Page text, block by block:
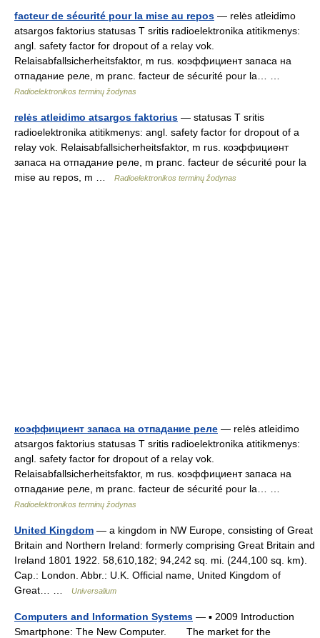
facteur de sécurité pour la mise au repos — relės atleidimo
atsargos faktorius statusas T sritis radioelektronika atitikmenys:
angl. safety factor for dropout of a relay vok.
Relaisabfallsicherheitsfaktor, m rus. коэффициент запаса на
отпадание реле, m pranc. facteur de sécurité pour la… …
Radioelektronikos terminų žodynas
relės atleidimo atsargos faktorius — statusas T sritis
radioelektronika atitikmenys: angl. safety factor for dropout of a
relay vok. Relaisabfallsicherheitsfaktor, m rus. коэффициент
запаса на отпадание реле, m pranc. facteur de sécurité pour la
mise au repos, m …
Radioelektronikos terminų žodynas
коэффициент запаса на отпадание реле — relės atleidimo
atsargos faktorius statusas T sritis radioelektronika atitikmenys:
angl. safety factor for dropout of a relay vok.
Relaisabfallsicherheitsfaktor, m rus. коэффициент запаса на
отпадание реле, m pranc. facteur de sécurité pour la… …
Radioelektronikos terminų žodynas
United Kingdom — a kingdom in NW Europe, consisting of Great
Britain and Northern Ireland: formerly comprising Great Britain and
Ireland 1801 1922. 58,610,182; 94,242 sq. mi. (244,100 sq. km).
Cap.: London. Abbr.: U.K. Official name, United Kingdom of
Great… …
Universalium
Computers and Information Systems — ▪ 2009 Introduction
Smartphone: The New Computer. The market for the